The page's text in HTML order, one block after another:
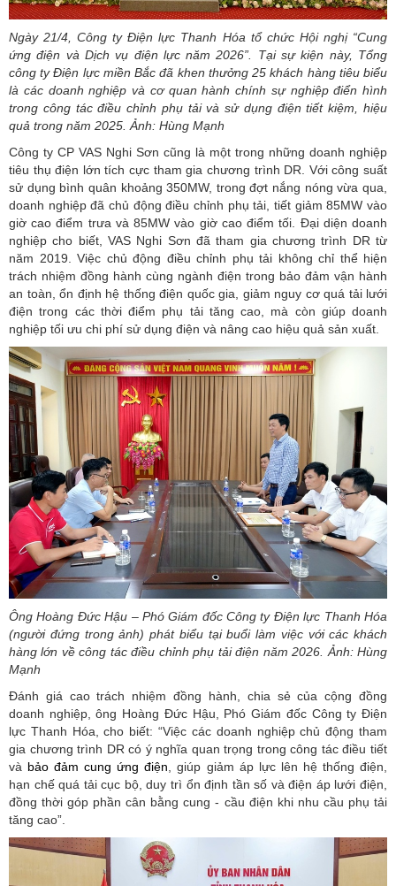
Ngày 21/4, Công ty Điện lực Thanh Hóa tổ chức Hội nghị “Cung
ứng điện và Dịch vụ điện lực năm 2026”. Tại sự kiện này, Tổng
công ty Điện lực miền Bắc đã khen thưởng 25 khách hàng tiêu biểu
là các doanh nghiệp và cơ quan hành chính sự nghiệp điển hình
trong công tác điều chỉnh phụ tải và sử dụng điện tiết kiệm, hiệu
quả trong năm 2025. Ảnh: Hùng Mạnh
Công ty CP VAS Nghi Sơn cũng là một trong những doanh nghiệp
tiêu thụ điện lớn tích cực tham gia chương trình DR. Với công suất
sử dụng bình quân khoảng 350MW, trong đợt nắng nóng vừa qua,
doanh nghiệp đã chủ động điều chỉnh phụ tải, tiết giảm 85MW vào
giờ cao điểm trưa và 85MW vào giờ cao điểm tối. Đại diện doanh
nghiệp cho biết, VAS Nghi Sơn đã tham gia chương trình DR từ
năm 2019. Việc chủ động điều chỉnh phụ tải không chỉ thể hiện
trách nhiệm đồng hành cùng ngành điện trong bảo đảm vận hành
an toàn, ổn định hệ thống điện quốc gia, giảm nguy cơ quá tải lưới
điện trong các thời điểm phụ tải tăng cao, mà còn giúp doanh
nghiệp tối ưu chi phí sử dụng điện và nâng cao hiệu quả sản xuất.
Ông Hoàng Đức Hậu – Phó Giám đốc Công ty Điện lực Thanh Hóa
(người đứng trong ảnh) phát biểu tại buổi làm việc với các khách
hàng lớn về công tác điều chỉnh phụ tải điện năm 2026. Ảnh: Hùng
Mạnh
Đánh giá cao trách nhiệm đồng hành, chia sẻ của cộng đồng
doanh nghiệp, ông Hoàng Đức Hậu, Phó Giám đốc Công ty Điện
lực Thanh Hóa, cho biết: “Việc các doanh nghiệp chủ động tham
gia chương trình DR có ý nghĩa quan trọng trong công tác điều tiết
và bảo đảm cung ứng điện , giúp giảm áp lực lên hệ thống điện,
hạn chế quá tải cục bộ, duy trì ổn định tần số và điện áp lưới điện,
đồng thời góp phần cân bằng cung - cầu điện khi nhu cầu phụ tải
tăng cao”.